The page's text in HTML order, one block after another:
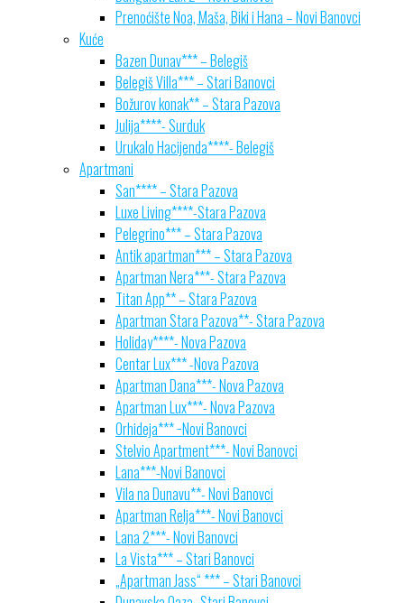
Prenoćište Noa, Maša, Biki i Hana – Novi Banovci
Kuće
Bazen Dunav*** – Belegiš
Belegiš Villa*** – Stari Banovci
Božurov konak** – Stara Pazova
Julija****- Surduk
Urukalo Hacijenda****- Belegiš
Apartmani
San**** – Stara Pazova
Luxe Living****-Stara Pazova
Pelegrino*** – Stara Pazova
Antik apartman*** – Stara Pazova
Apartman Nera***- Stara Pazova
Titan App** – Stara Pazova
Apartman Stara Pazova**- Stara Pazova
Holiday****- Nova Pazova
Centar Lux*** -Nova Pazova
Apartman Dana***- Nova Pazova
Apartman Lux***- Nova Pazova
Orhideja*** −Novi Banovci
Stelvio Apartment***- Novi Banovci
Lana***-Novi Banovci
Vila na Dunavu**- Novi Banovci
Apartman Relja***- Novi Banovci
Lana 2***- Novi Banovci
La Vista*** – Stari Banovci
„Apartman Jass“ *** – Stari Banovci